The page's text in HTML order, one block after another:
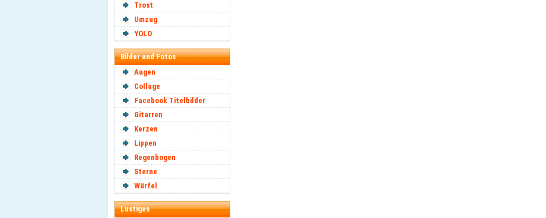
Trost
Umzug
YOLO
Bilder und Fotos
Augen
Collage
Facebook Titelbilder
Gitarren
Kerzen
Lippen
Regenbogen
Sterne
Würfel
Lustiges